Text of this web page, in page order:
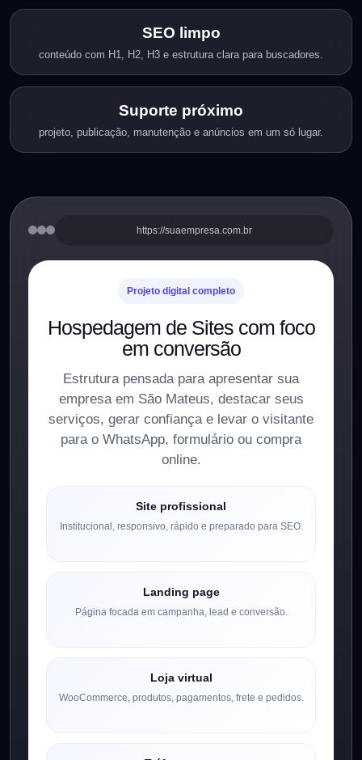
SEO limpo
conteúdo com H1, H2, H3 e estrutura clara para buscadores.
Suporte próximo
projeto, publicação, manutenção e anúncios em um só lugar.
https://suaempresa.com.br
Projeto digital completo
Hospedagem de Sites com foco
em conversão
Estrutura pensada para apresentar sua
empresa em São Mateus, destacar seus
serviços, gerar confiança e levar o visitante
para o WhatsApp, formulário ou compra
online.
Site profissional
Institucional, responsivo, rápido e preparado para SEO.
Landing page
Página focada em campanha, lead e conversão.
Loja virtual
WooCommerce, produtos, pagamentos, frete e pedidos.